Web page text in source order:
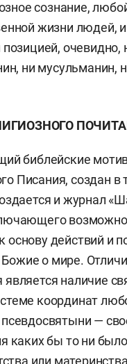
сознание,
жизни
очевидно,
ни мусульманин,
библейские
Писания, создан в
и журнал
действий и
о мире.
наличие
координат
—
каких бы то ни
или